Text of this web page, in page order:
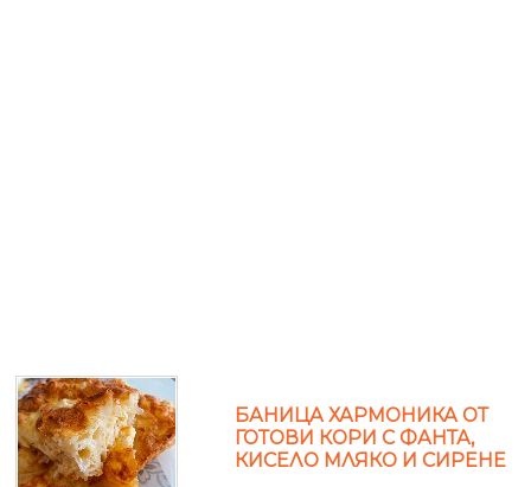
БАНИЦА ХАРМОНИКА ОТ
ГОТОВИ КОРИ С ФАНТА,
КИСЕЛО МЛЯКО И СИРЕНЕ